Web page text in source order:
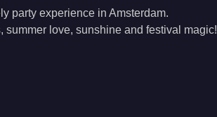
party experience in Amsterdam.
love, sunshine and festival magic!